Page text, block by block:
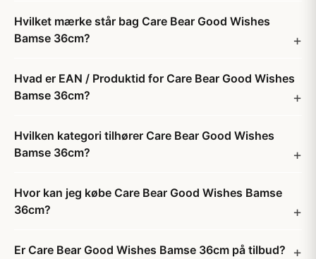
Hvilket mærke står bag Care Bear Good Wishes
Bamse 36cm?
Hvad er EAN / Produktid for Care Bear Good Wishes
Bamse 36cm?
Hvilken kategori tilhører Care Bear Good Wishes
Bamse 36cm?
Hvor kan jeg købe Care Bear Good Wishes Bamse
36cm?
Er Care Bear Good Wishes Bamse 36cm på tilbud?